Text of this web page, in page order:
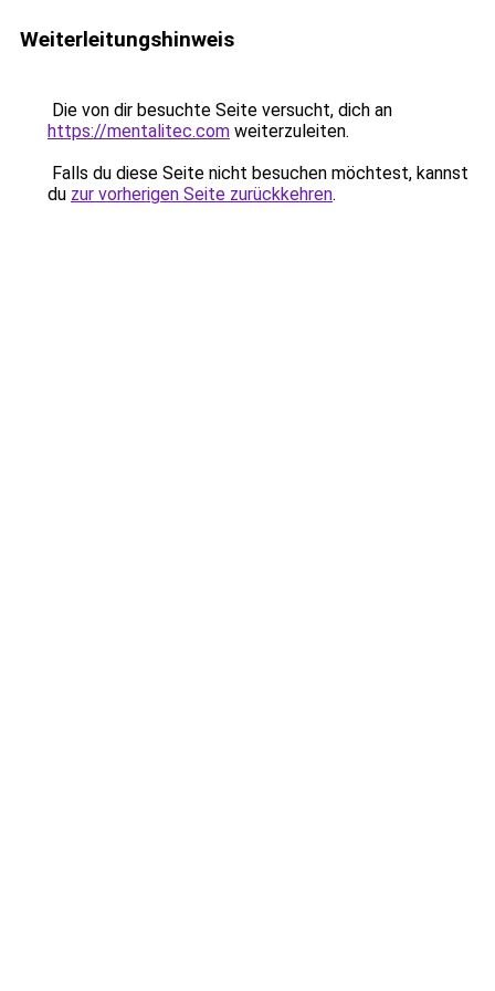
Weiterleitungshinweis
Die von dir besuchte Seite versucht, dich an
https://mentalitec.com weiterzuleiten.
Falls du diese Seite nicht besuchen möchtest, kannst
du zur vorherigen Seite zurückkehren.